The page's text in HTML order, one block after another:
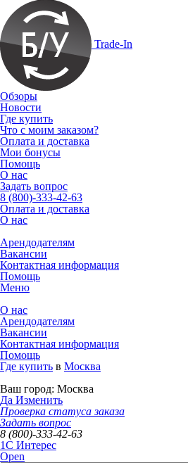
Trade-In
Обзоры
Новости
Где купить
Что с моим заказом?
Оплата и доставка
Мои бонусы
Помощь
О нас
Задать вопрос
8 (800)-333-42-63
Оплата и доставка
О нас
Арендодателям
Вакансии
Контактная информация
Помощь
Меню
О нас
Арендодателям
Вакансии
Контактная информация
Помощь
Где купить в Москва
Ваш город: Москва
Да Изменить
Проверка статуса заказа
Задать вопрос
8 (800)-333-42-63
1C Интерес
Open